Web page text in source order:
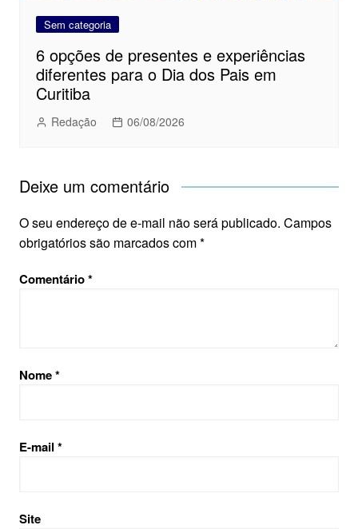
Sem categoria
6 opções de presentes e experiências
diferentes para o Dia dos Pais em
Curitiba
Redação 06/08/2026
Deixe um comentário
O seu endereço de e-mail não será publicado. Campos
obrigatórios são marcados com*
Comentário*
Nome*
E-mail *
Site